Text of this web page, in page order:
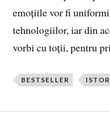
emoțiile vor fi
tehnologiilor, iar din
vorbi cu toții, pentru
BESTSELLER